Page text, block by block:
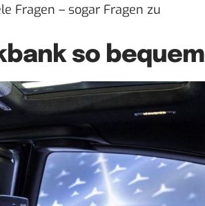
Fragen – sogar Fragen zu
so bequem